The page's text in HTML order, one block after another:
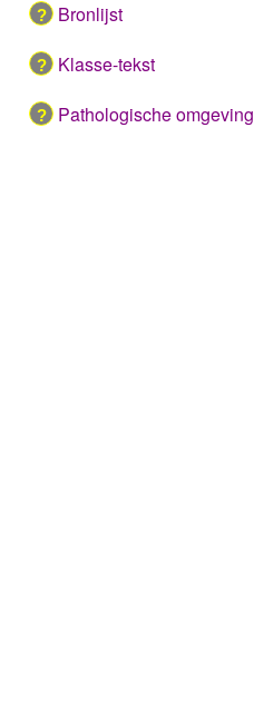
Bronlijst
Klasse-tekst
Pathologische omgeving